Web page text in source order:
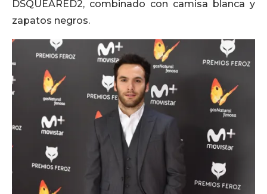
DSQUEARED2, combinado con camisa blanca y
zapatos negros.